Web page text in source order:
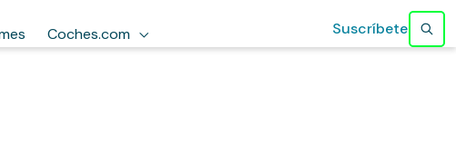
Coches.com Suscríbete